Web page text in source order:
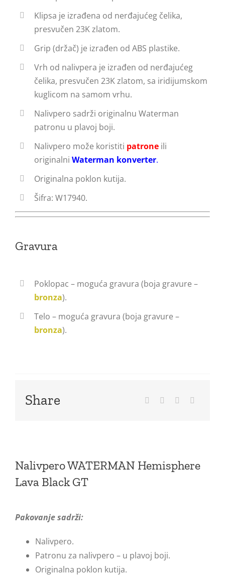
Klipsa je izrađena od nerđajućeg čelika,
presvučen 23K zlatom.
Grip (držač) je izrađen od ABS plastike.
Vrh od nalivpera je izrađen od nerđajućeg
čelika, presvučen 23K zlatom, sa iridijumskom
kuglicom na samom vrhu.
Nalivpero sadrži originalnu Waterman
patronu u plavoj boji.
Nalivpero može koristiti patrone ili
originalni Waterman konverter.
Originalna poklon kutija.
Šifra: W17940.
Gravura
Poklopac – moguća gravura (boja gravure –
bronza).
Telo – moguća gravura (boja gravure –
bronza).
Share
Nalivpero WATERMAN Hemisphere
Lava Black GT
Pakovanje sadrži:
Nalivpero.
Patronu za nalivpero – u plavoj boji.
Originalna poklon kutija.